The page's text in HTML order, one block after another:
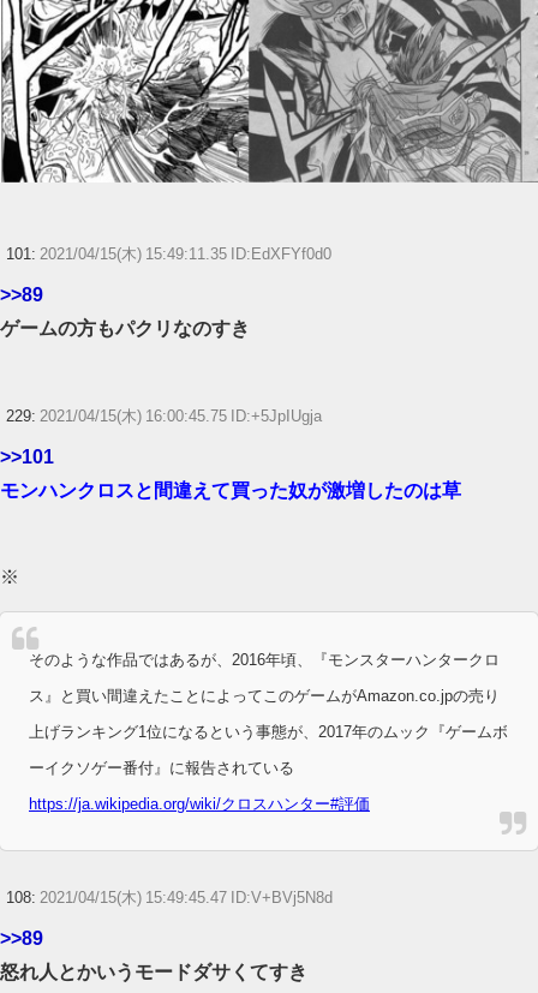
101: 2021/04/15(木) 15:49:11.35 ID:EdXFYf0d0
>>89
ゲームの方もパクリなのすき
229: 2021/04/15(木) 16:00:45.75 ID:+5JpIUgja
>>101
モンハンクロスと間違えて買った奴が激増したのは草
※
そのような作品ではあるが、2016年頃、『モンスターハンタークロ
ス』と買い間違えたことによってこのゲームがAmazon.co.jpの売り
上げランキング1位になるという事態が、2017年のムック『ゲームボ
ーイクソゲー番付』に報告されている
https://ja.wikipedia.org/wiki/クロスハンター#評価
108: 2021/04/15(木) 15:49:45.47 ID:V+BVj5N8d
>>89
怒れ人とかいうモードダサくてすき